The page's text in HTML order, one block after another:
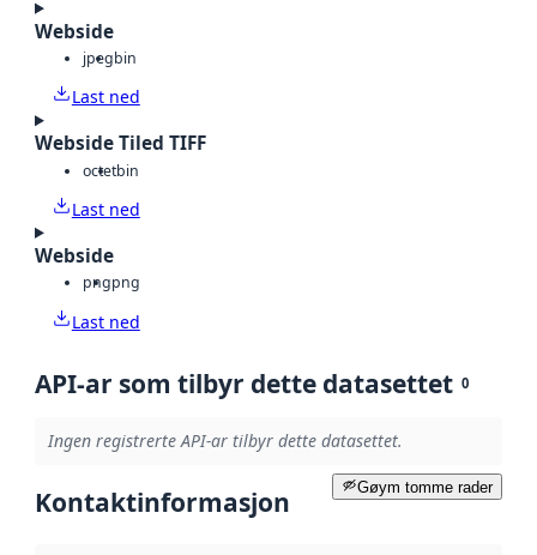
Webside
jpegbin
Last ned
Webside Tiled TIFF
octetbin
Last ned
Webside
pngpng
Last ned
API-ar som tilbyr dette datasettet 0
Ingen registrerte API-ar tilbyr dette datasettet.
Gøym tomme rader
Kontaktinformasjon